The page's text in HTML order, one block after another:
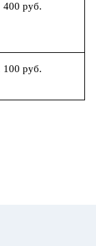
400 руб.
100 руб.